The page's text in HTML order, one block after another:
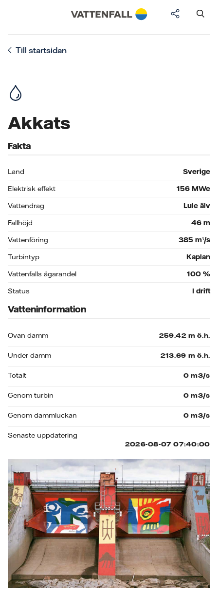
Till startsidan
Akkats
Fakta
Land
Sverige
Elektrisk effekt
156 MWe
Vattendrag
Lule älv
Fallhöjd
46 m
Vattenföring
385 m³/s
Turbintyp
Kaplan
Vattenfalls ägarandel
100 %
Status
I drift
Vatteninformation
Ovan damm
Under damm
Totalt
Genom turbin
Genom dammluckan
Senaste uppdatering